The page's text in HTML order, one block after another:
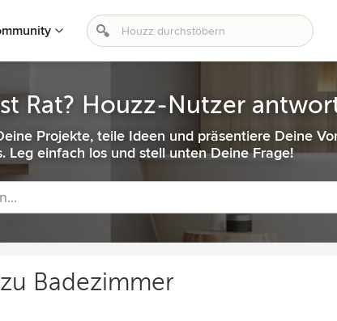
Rat? Houzz-Nutzer
Projekte, teile Ideen und präsentiere Deine
Leg einfach los und stell unten Deine Frage!
Badezimmer